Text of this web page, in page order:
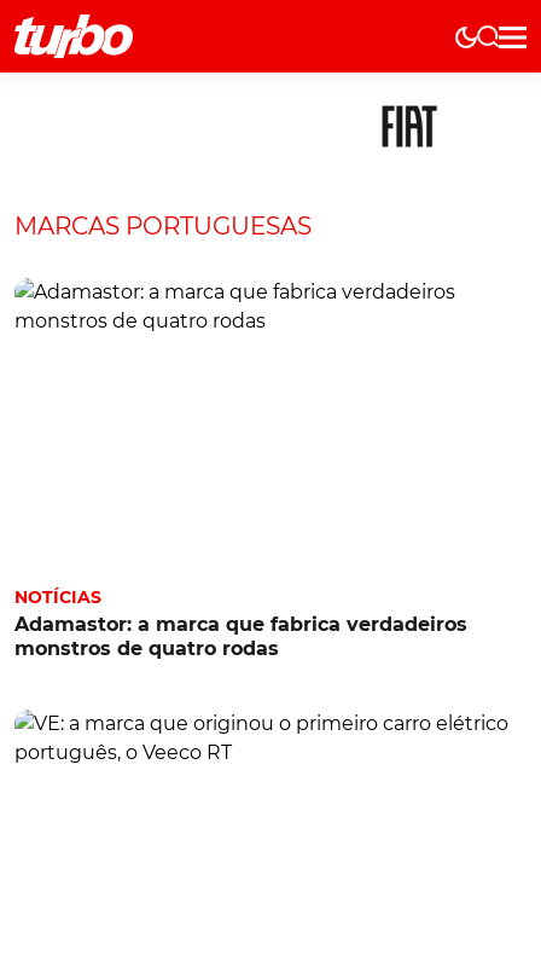
Elétricos
Testes
Marcas
Comerciais
Curiosidades
MARCAS PORTUGUESAS
NOTÍCIAS
Adamastor: a marca que fabrica verdadeiros
monstros de quatro rodas